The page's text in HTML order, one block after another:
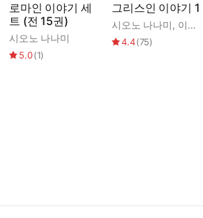
로마인 이야기 세
트 (전 15권)
시오노 나나미
5.0(1)
그리스인 이야기 1
시오노 나나미, 이경덕
4.4(75)